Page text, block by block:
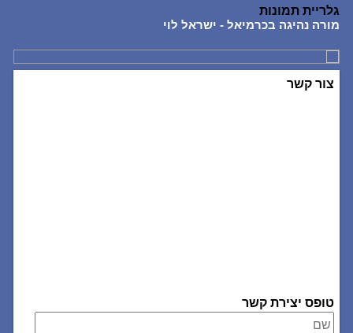
גלריית תמונות
מורה נהיגה בכרמיאל - ישראל לוי
צור קשר
טופס יצירת קשר